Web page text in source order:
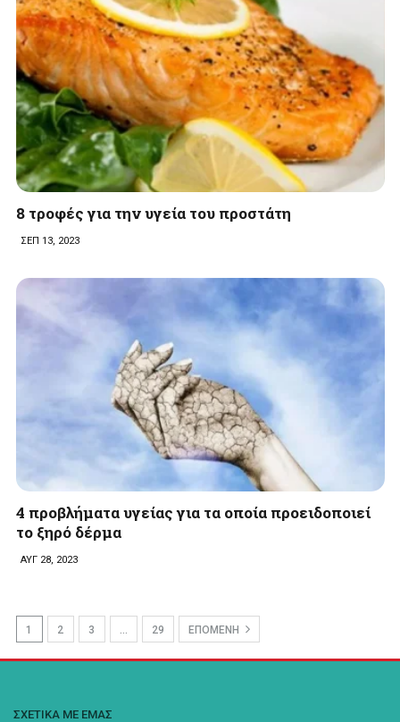
8 τροφές για την υγεία του προστάτη
ΣΕΠ 13, 2023
4 προβλήματα υγείας για τα οποία προειδοποιεί
το ξηρό δέρμα
ΑΥΓ 28, 2023
1 2 3 … 29 ΕΠΟΜΕΝΗ
ΣΧΕΤΙΚΑ ΜΕ ΕΜΑΣ